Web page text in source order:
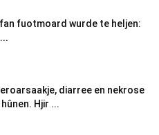
fuotmoard wurde te heljen:
diarree en nekrose
Hjir ...